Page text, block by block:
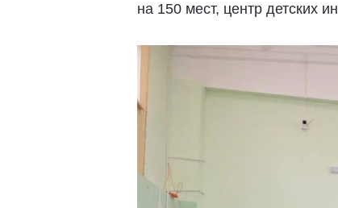
на 150 мест, центр детских